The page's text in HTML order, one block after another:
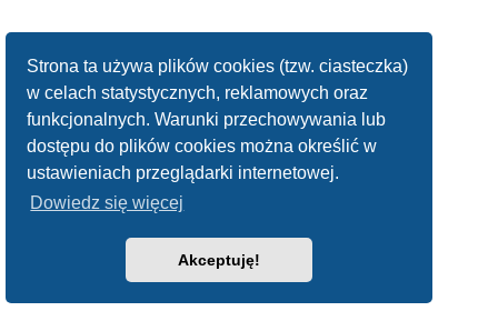
Strona ta używa plików cookies (tzw. ciasteczka)
w celach statystycznych, reklamowych oraz
funkcjonalnych. Warunki przechowywania lub
dostępu do plików cookies można określić w
ustawieniach przeglądarki internetowej.
Dowiedz się więcej
Akceptuję!